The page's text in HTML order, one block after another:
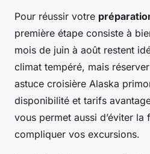
Pour réussir votre
première étape consiste à
mois de juin à août restent
climat tempéré, mais
astuce croisière Alaska
disponibilité et tarifs
vous permet aussi d’éviter
compliquer vos excursions.